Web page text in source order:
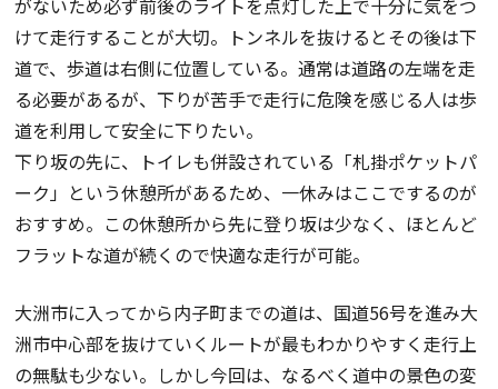
けて走行することが大切。トンネルを抜けるとその後は下
道で、歩道は右側に位置している。通常は道路の左端を走
る必要があるが、下りが苦手で走行に危険を感じる人は歩
道を利用して安全に下りたい。
下り坂の先に、トイレも併設されている「札掛ポケットパ
ーク」という休憩所があるため、一休みはここでするのが
おすすめ。この休憩所から先に登り坂は少なく、ほとんど
フラットな道が続くので快適な走行が可能。
大洲市に入ってから内子町までの道は、国道56号を進み大
洲市中心部を抜けていくルートが最もわかりやすく走行上
の無駄も少ない。しかし今回は、なるべく道中の景色の変